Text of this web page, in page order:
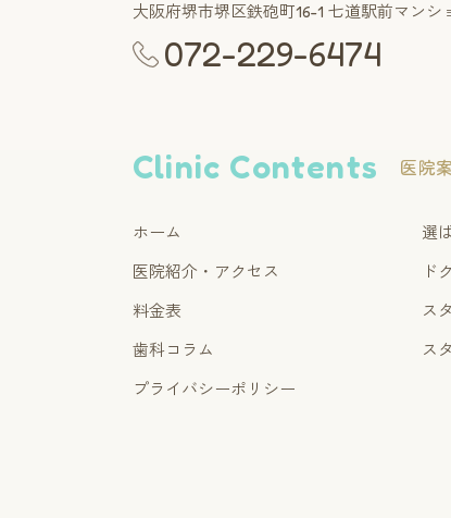
大阪府堺市堺区鉄砲町16-1 七道駅前マンシ
072-229-6474
Clinic Contents 医院
ホーム
選
医院紹介・アクセス
ド
料金表
ス
歯科コラム
ス
プライバシーポリシー